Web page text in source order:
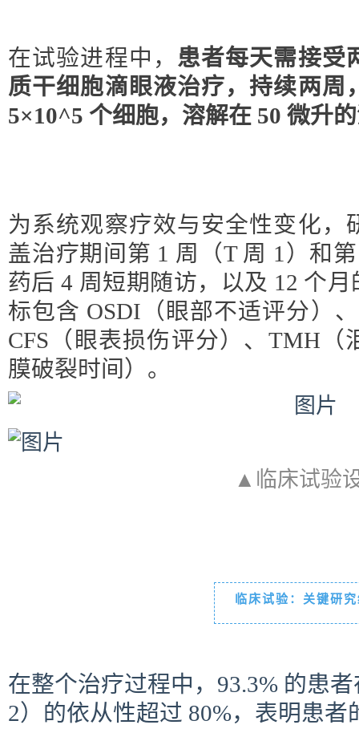
在试验进程中， 患者每天需接受
质干细胞滴眼液治疗，持续两周
5×10^5 个细胞，溶解在 50 微升
为系统观察疗效与安全性变化，
盖治疗期间第 1 周（T 周 1）和
药后 4 周短期随访，以及 12 个
标包含 OSDI（眼部不适评分）
CFS（眼表损伤评分）、TMH（
膜破裂时间）。
▲临床试验
临床试验：关键研
在整个治疗过程中，93.3% 的患
2）的依从性超过 80%，表明患